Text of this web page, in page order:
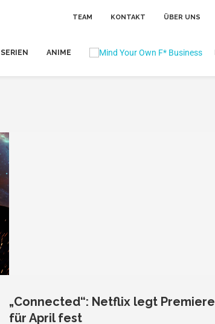
TEAM KONTAKT ÜBER UNS
SERIEN ANIME
„Connected“: Netflix legt Premiere
für April fest